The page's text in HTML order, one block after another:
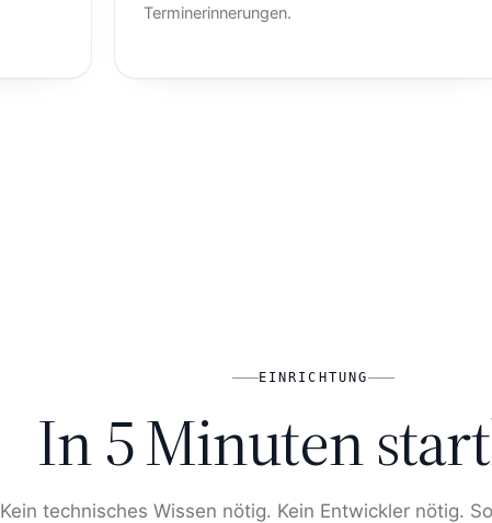
Terminerinnerungen.
EINRICHTUNG
In 5 Minuten
Kein technisches Wissen nötig. Kein Entwickler nötig.